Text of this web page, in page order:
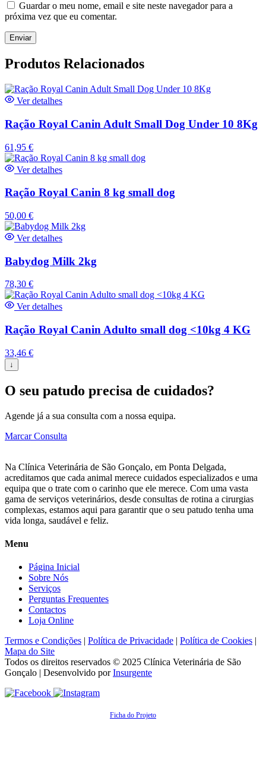
Guardar o meu nome, email e site neste navegador para a
próxima vez que eu comentar.
Produtos Relacionados
Ver detalhes
Ração Royal Canin Adult Small Dog Under 10 8Kg
61,95 €
Ver detalhes
Ração Royal Canin 8 kg small dog
50,00 €
Ver detalhes
Babydog Milk 2kg
78,30 €
Ver detalhes
Ração Royal Canin Adulto small dog <10kg 4 KG
33,46 €
↓
O seu patudo precisa de cuidados?
Agende já a sua consulta com a nossa equipa.
Marcar Consulta
Na Clínica Veterinária de São Gonçalo, em Ponta Delgada,
acreditamos que cada animal merece cuidados especializados e uma
equipa que o trate com o carinho que ele merece. Com uma vasta
gama de serviços veterinários, desde consultas de rotina a cirurgias
complexas, estamos aqui para garantir que o seu patudo tenha uma
vida longa, saudável e feliz.
Menu
Página Inicial
Sobre Nós
Serviços
Perguntas Frequentes
Contactos
Loja Online
Termos e Condições | Política de Privacidade | Política de Cookies |
Mapa do Site
Todos os direitos reservados © 2025 Clínica Veterinária de São
Gonçalo | Desenvolvido porInsurgente
Ficha do Projeto